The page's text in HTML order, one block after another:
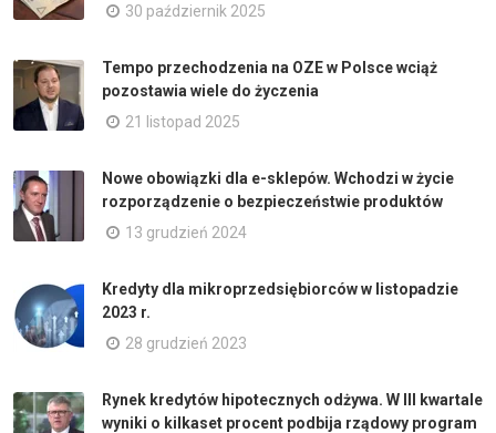
30 październik 2025
Tempo przechodzenia na OZE w Polsce wciąż
pozostawia wiele do życzenia
21 listopad 2025
Nowe obowiązki dla e-sklepów. Wchodzi w życie
rozporządzenie o bezpieczeństwie produktów
13 grudzień 2024
Kredyty dla mikroprzedsiębiorców w listopadzie
2023 r.
28 grudzień 2023
Rynek kredytów hipotecznych odżywa. W III kwartale
wyniki o kilkaset procent podbija rządowy program